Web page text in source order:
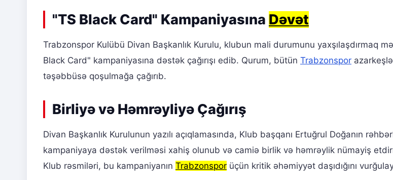
"TS Black Card" Kampaniyasına Dəvət
Trabzonspor Kulübü Divan Başkanlık Kurulu, klubun mali durumunu yaxşılaşdırmaq
Black Card" kampaniyasına dəstək çağırışı edib. Qurum, bütün Trabzonspor
təşəbbüsə qoşulmağa çağırıb.
Birliyə və Həmrəyliyə Çağırış
Divan Başkanlık Kurulunun yazılı açıqlamasında, Klub başqanı Ertuğrul Doğanın
kampaniyaya dəstək verilməsi xahiş olunub və camiə birlik və həmrəylik nümayiş
Klub rəsmiləri, bu kampaniyanın Trabzonspor üçün kritik əhəmiyyət daşıdığını